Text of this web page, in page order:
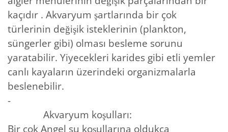
kaçıdır . Akvaryum şartlarında bir çok
türlerinin değişik isteklerinin (plankton,
süngerler gibi) olması besleme sorunu
yaratabilir. Yiyecekleri karides gibi etli yemler
canlı kayaların üzerindeki organizmalarla
beslenebilir.
-
Akvaryum koşulları:
Bir çok Angel su koşullarına oldukça